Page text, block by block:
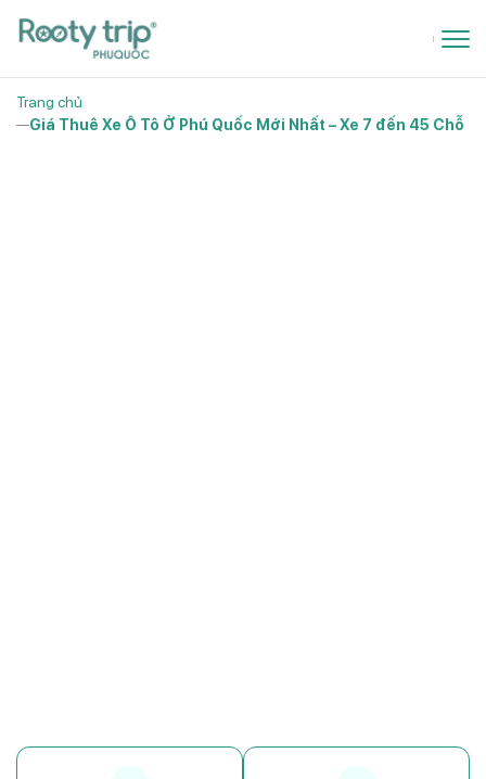
Trang chủ
Giá Thuê Xe Ô Tô Ở Phú Quốc Mới Nhất – Xe 7 đến 45 Chỗ